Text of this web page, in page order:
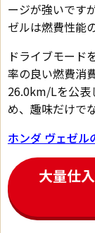
ージが強いです
ゼルは燃費性能
ドライブモード
率の良い燃費消
26.0km/Lを公表
め、趣味だけで
ホンダ ヴェゼル
大量仕